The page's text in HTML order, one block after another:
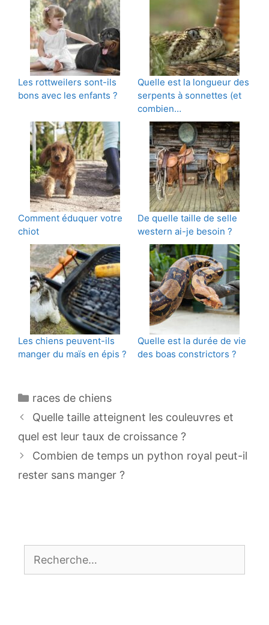
Les rottweilers sont-ils
bons avec les enfants ?
Quelle est la longueur des
serpents à sonnettes (et
combien…
Comment éduquer votre
chiot
De quelle taille de selle
western ai-je besoin ?
Les chiens peuvent-ils
manger du maïs en épis ?
Quelle est la durée de vie
des boas constrictors ?
Catégories
races de chiens
Navigation
des
Quelle taille atteignent les couleuvres et
quel est leur taux de croissance ?
Combien de temps un python royal peut-il
rester sans manger ?